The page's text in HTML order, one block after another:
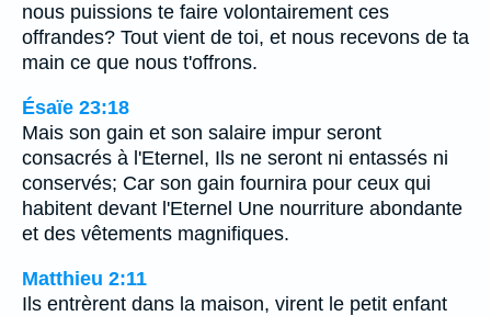
nous puissions te faire volontairement ces
offrandes? Tout vient de toi, et nous recevons de ta
main ce que nous t'offrons.
Ésaïe 23:18
Mais son gain et son salaire impur seront
consacrés à l'Eternel, Ils ne seront ni entassés ni
conservés; Car son gain fournira pour ceux qui
habitent devant l'Eternel Une nourriture abondante
et des vêtements magnifiques.
Matthieu 2:11
Ils entrèrent dans la maison, virent le petit enfant